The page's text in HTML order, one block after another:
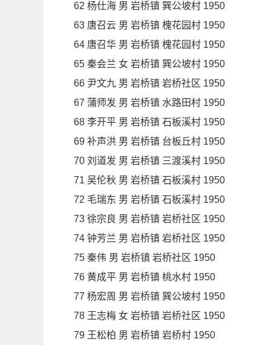
62 杨仕海 男 岩桥镇 巽公坡村 1950
63 唐召云 男 岩桥镇 槐花园村 1950
64 唐召华 男 岩桥镇 槐花园村 1950
65 秦会兰 女 岩桥镇 巽公坡村 1950
66 尹文九 男 岩桥镇 岩桥社区 1950
67 蒲师发 男 岩桥镇 水路田村 1950
68 李开平 男 岩桥镇 石板溪村 1950
69 补声洪 男 岩桥镇 台板丘村 1950
70 刘道发 男 岩桥镇 三渡溪村 1950
71 吴伦秋 男 岩桥镇 石板溪村 1950
72 毛瑞东 男 岩桥镇 石板溪村 1950
73 徐宗良 男 岩桥镇 岩桥社区 1950
74 钟芳兰 男 岩桥镇 岩桥社区 1950
75 秦伟 男 岩桥镇 岩桥社区 1950
76 黄成平 男 岩桥镇 桃水村 1950
77 杨宏周 男 岩桥镇 巽公坡村 1950
78 王志梅 女 岩桥镇 岩桥社区 1950
79 王松柏 男 岩桥镇 岩桥村 1950